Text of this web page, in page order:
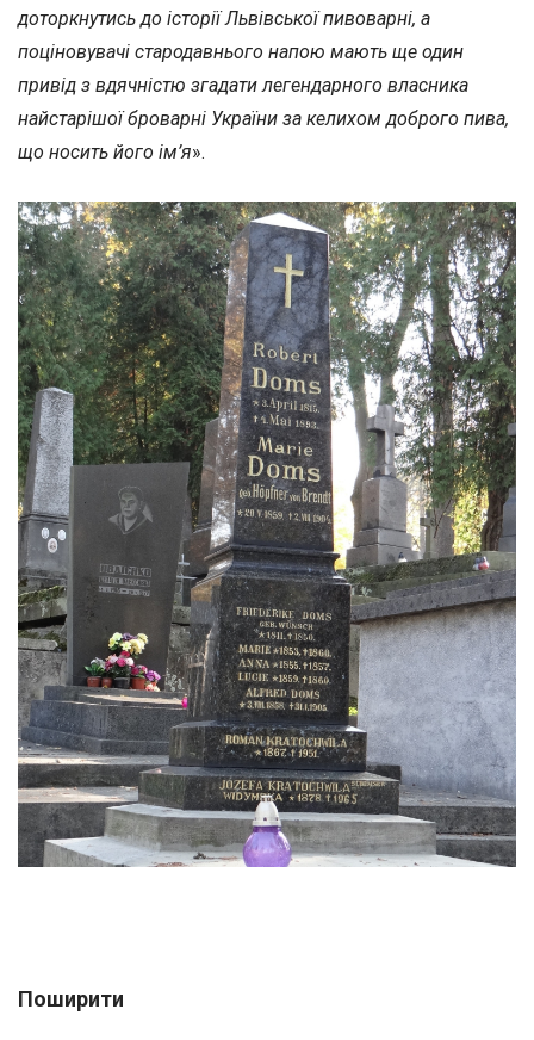
доторкнутись до історії Львівської пивоварні, а
поціновувачі стародавнього напою мають ще один
привід з вдячністю згадати легендарного власника
найстарішої броварні України за келихом доброго пива,
що носить його ім’я».
Поширити